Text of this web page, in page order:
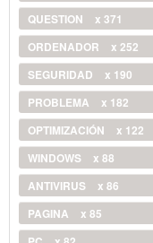
QUESTION
x 371
ORDENADOR
x 252
SEGURIDAD
x 190
PROBLEMA
x 182
OPTIMIZACIÓN
x 122
WINDOWS
x 88
ANTIVIRUS
x 86
PAGINA
x 85